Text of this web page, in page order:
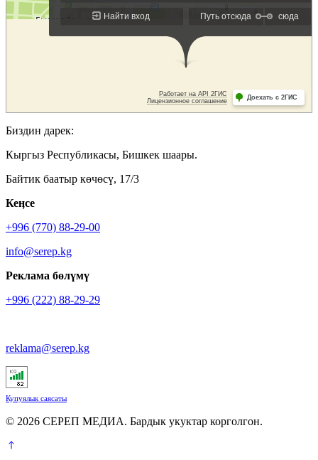
Биздин дарек:
Кыргыз Республикасы, Бишкек шаары.
Байтик баатыр көчөсү, 17/3
Кеӊсе
+996 (770) 88-29-00
info@serep.kg
Реклама бөлүмү
+996 (222) 88-29-29
reklama@serep.kg
Купуялык саясаты
© 2026 СЕРЕП МЕДИА. Бардык укуктар корголгон.